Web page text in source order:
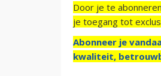
Door je te
je toegang tot
Abonneer je
kwaliteit,